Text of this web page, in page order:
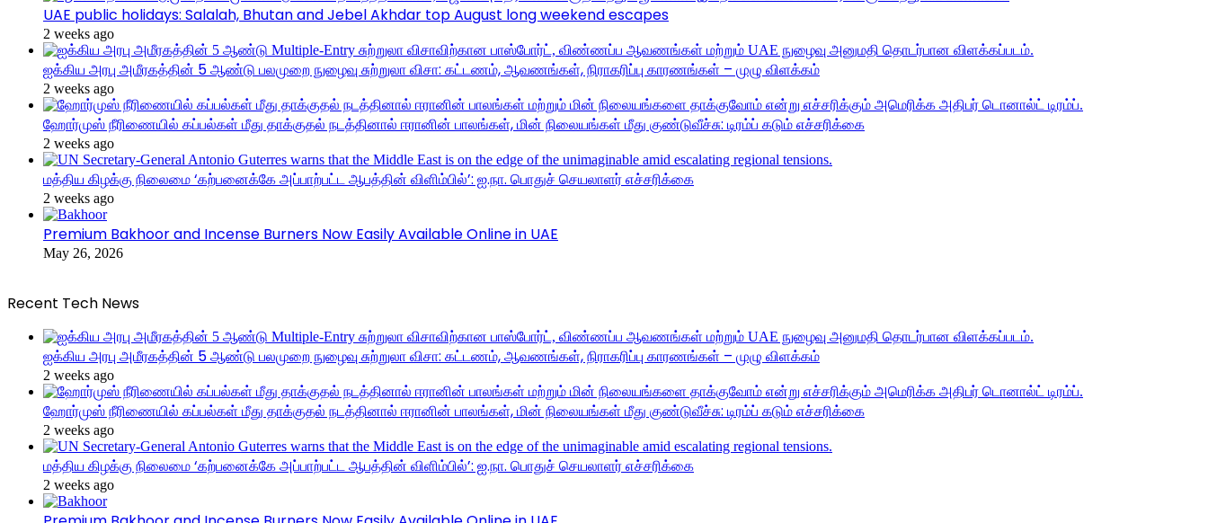
UAE public holidays: Salalah, Bhutan and Jebel Akhdar top August long weekend escapes
2 weeks ago
ஐக்கிய அரபு அமீரகத்தின் 5 ஆண்டு பலமுறை நுழைவு சுற்றுலா விசா: கட்டணம், ஆவணங்கள், நிராகரிப்பு காரணங்கள் – முழு விளக்கம்
2 weeks ago
ஹோர்முஸ் நீரிணையில் கப்பல்கள் மீது தாக்குதல் நடத்தினால் ஈரானின் பாலங்கள், மின் நிலையங்கள் மீது குண்டுவீச்சு: டிரம்ப் கடும் எச்சரிக்கை
2 weeks ago
மத்திய கிழக்கு நிலைமை ‘கற்பனைக்கே அப்பாற்பட்ட ஆபத்தின் விளிம்பில்’: ஐ.நா. பொதுச் செயலாளர் எச்சரிக்கை
2 weeks ago
Premium Bakhoor and Incense Burners Now Easily Available Online in UAE
May 26, 2026
Recent Tech News
ஐக்கிய அரபு அமீரகத்தின் 5 ஆண்டு பலமுறை நுழைவு சுற்றுலா விசா: கட்டணம், ஆவணங்கள், நிராகரிப்பு காரணங்கள் – முழு விளக்கம்
2 weeks ago
ஹோர்முஸ் நீரிணையில் கப்பல்கள் மீது தாக்குதல் நடத்தினால் ஈரானின் பாலங்கள், மின் நிலையங்கள் மீது குண்டுவீச்சு: டிரம்ப் கடும் எச்சரிக்கை
2 weeks ago
மத்திய கிழக்கு நிலைமை ‘கற்பனைக்கே அப்பாற்பட்ட ஆபத்தின் விளிம்பில்’: ஐ.நா. பொதுச் செயலாளர் எச்சரிக்கை
2 weeks ago